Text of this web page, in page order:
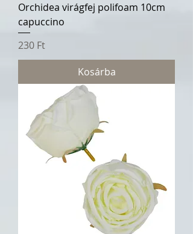
Orchidea virágfej polifoam 10cm
capuccino
Ár
230 Ft
Kosárba